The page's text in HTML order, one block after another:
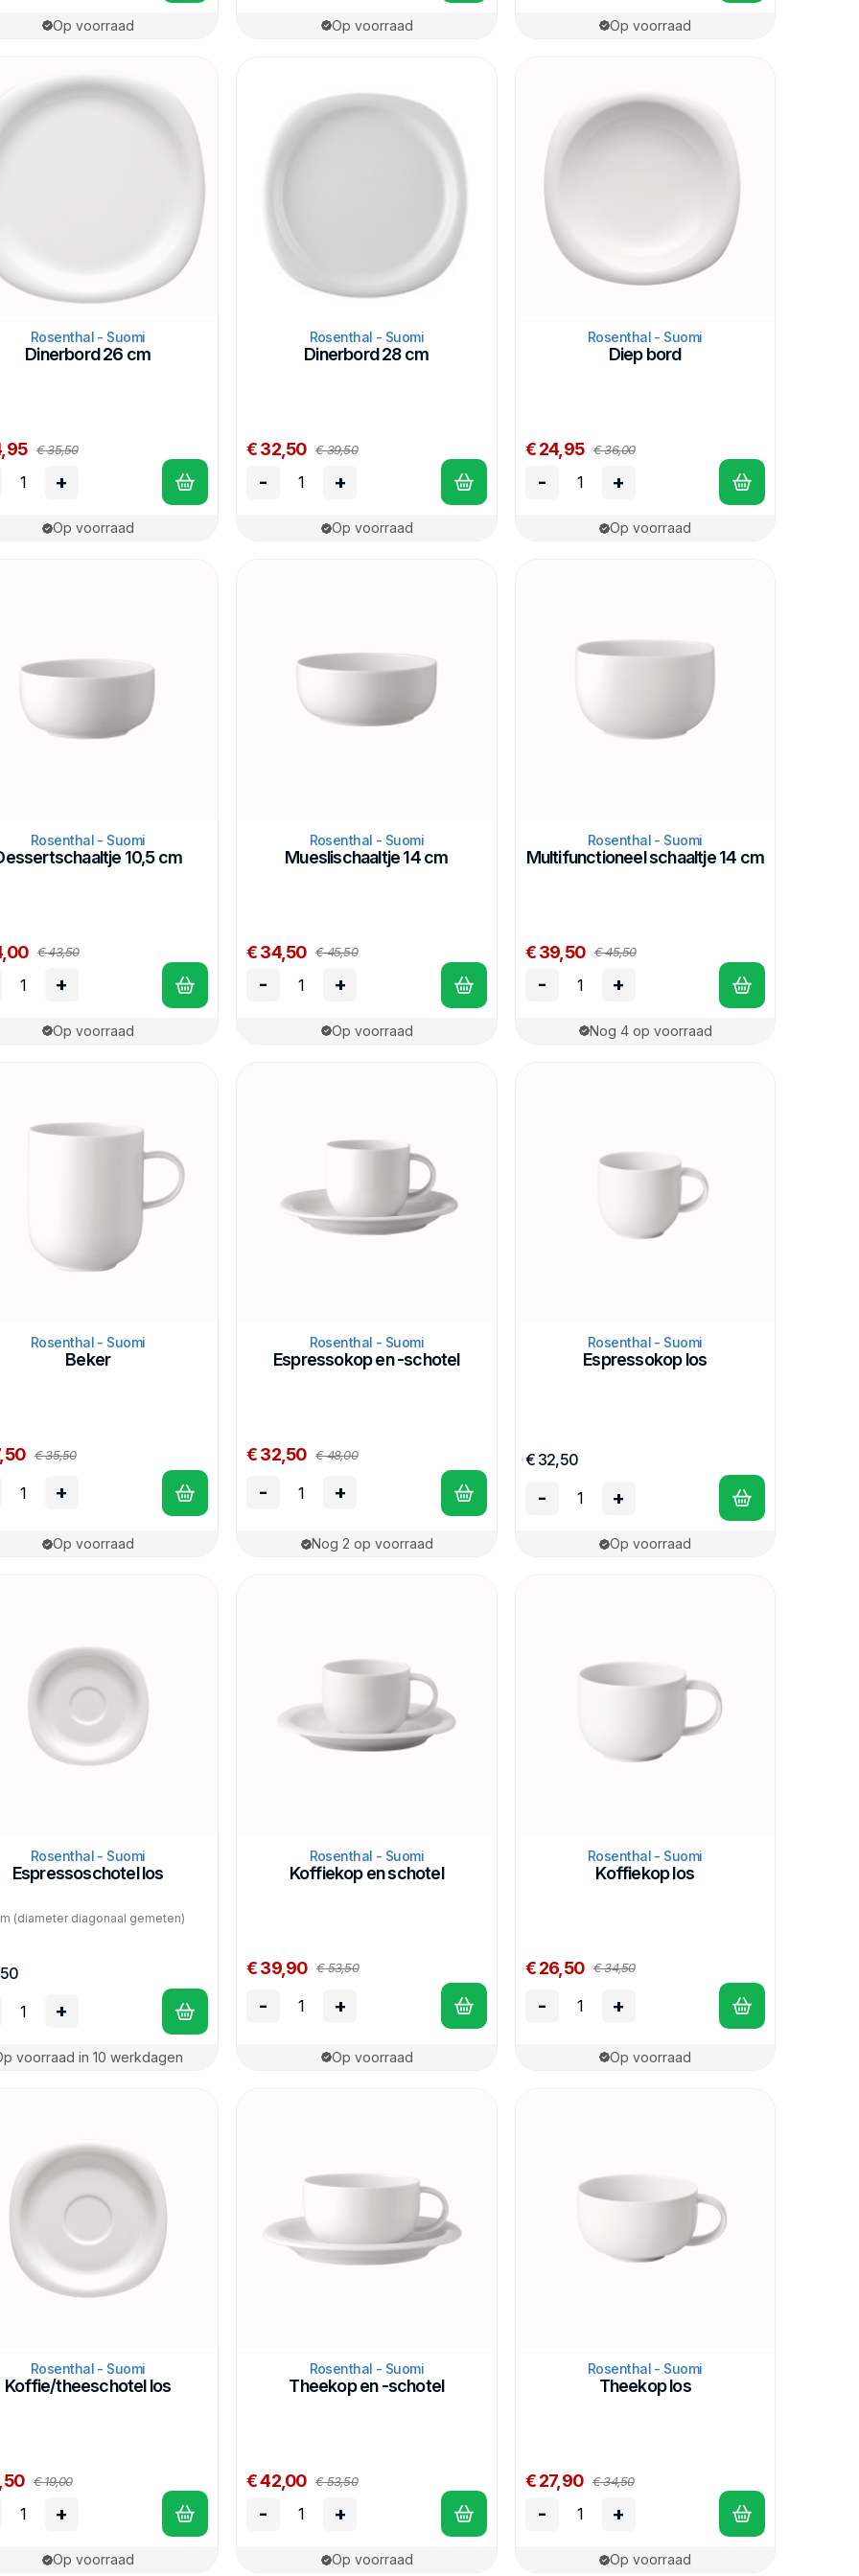
Op voorraad Op voorraad Op voorraad
Rosenthal - Suomi
Dinerbord 26 cm
€ 35,50
+
Op voorraad
Rosenthal - Suomi
Dinerbord 28 cm
€ 32,50 € 39,50
- +
Op voorraad
Rosenthal - Suomi
Diep bord
€ 24,95 € 36,00
- +
Op voorraad
Rosenthal - Suomi
10,5 cm
€ 43,50
+
Op voorraad
Rosenthal - Suomi
Mueslischaaltje 14 cm
€ 34,50 € 45,50
- +
Op voorraad
Rosenthal - Suomi
Multifunctioneel schaaltje 14 cm
€ 39,50 € 45,50
- +
Nog 4 op voorraad
Rosenthal - Suomi
Beker
€ 35,50
+
Op voorraad
Rosenthal - Suomi
Espressokop en -schotel
€ 32,50 € 48,00
- +
Nog 2 op voorraad
Rosenthal - Suomi
Espressokop los
€ 32,50
- +
Op voorraad
Rosenthal - Suomi
Espressoschotel los
(diameter diagonaal gemeten)
+
voorraad in 10 werkdagen
Rosenthal - Suomi
Koffiekop en schotel
€ 39,90 € 53,50
- +
Op voorraad
Rosenthal - Suomi
Koffiekop los
€ 26,50 € 34,50
- +
Op voorraad
Rosenthal - Suomi
Koffie/theeschotel los
€ 19,00
+
Op voorraad
Rosenthal - Suomi
Theekop en -schotel
€ 42,00 € 53,50
- +
Op voorraad
Rosenthal - Suomi
Theekop los
€ 27,90 € 34,50
- +
Op voorraad